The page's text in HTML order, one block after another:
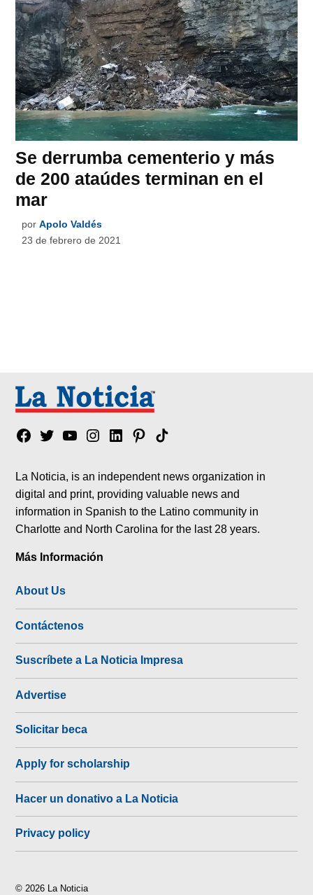
Se derrumba cementerio y más
de 200 ataúdes terminan en el
mar
por Apolo Valdés
23 de febrero de 2021
Facebook
TwitterYouTubeInstagram
LinkedinPinterest
Tik
La Noticia, is an independent news organization in
digital and print, providing valuable news and
information in Spanish to the Latino community in
Charlotte and North Carolina for the last 28 years.
Más Información
About Us
Contáctenos
Suscríbete a La Noticia Impresa
Advertise
Solicitar beca
Apply for scholarship
Hacer un donativo a La Noticia
Privacy policy
© 2026 La Noticia